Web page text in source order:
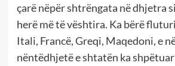
çarë nëpër shtrëngata në dhjetra
herë më të vështira. Ka bërë
Itali, Francë, Greqi, Maqedoni, e
nëntëdhjetë e shtatën ka